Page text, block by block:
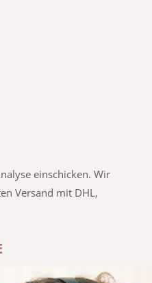
einschicken. Wir
Versand mit DHL,